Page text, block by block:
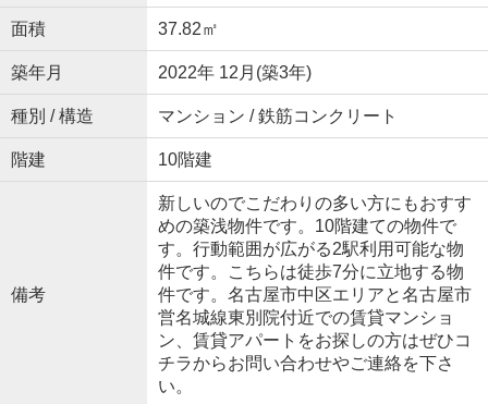
面積 37.82㎡
築年月 2022年 12月(築3年)
種別 / 構造 マンション / 鉄筋コンクリート
階建 10階建
備考
新しいのでこだわりの多い方にもおすす
めの築浅物件です。10階建ての物件で
す。行動範囲が広がる2駅利用可能な物
件です。こちらは徒歩7分に立地する物
件です。名古屋市中区エリアと名古屋市
営名城線東別院付近での賃貸マンショ
ン、賃貸アパートをお探しの方はぜひコ
チラからお問い合わせやご連絡を下さ
い。